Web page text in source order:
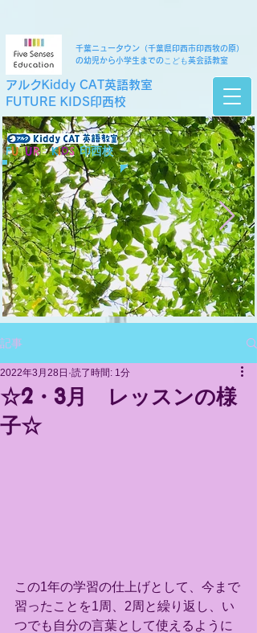
千葉ニュータウン（千葉県印西市印西牧の原）
の幼児から小学生までのこども英会話教室
アルクKiddy CAT英語教室
FUTURE KIDS印西校
FUTURE KIDS 印西校
Let's Find Your FUTURE！
記事
☆2・3月 レッスンの様
子☆
2022年3月28日 読了時間: 1分
この1年の学習の仕上げとして、今まで
習ったことを1周、2周と繰り返し、い
つでも自分の言葉として使えるように